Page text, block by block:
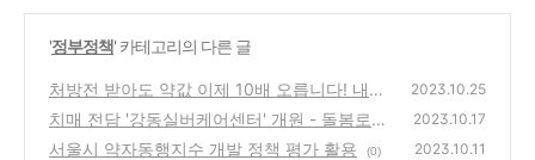
'정부정책' 카테고리의 다른 글
처방전 받아도 약값 이제 10배 오릅니다! 내년
부터 의료보험 안된다.
(0)
2023.10.25
치매 전담 '강동실버케어센터' 개원 - 돌봄로봇
· 친환경 정원
(0)
2023.10.17
서울시 약자동행지수 개발 정책 평가 활용 (0) 2023.10.11